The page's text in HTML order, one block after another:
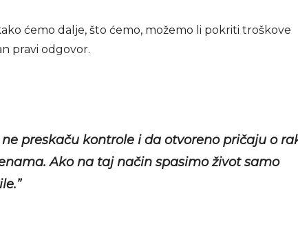
ćemo dalje, što ćemo, možemo li pokriti troškove
pravi odgovor.
preskaču kontrole i da otvoreno pričaju o
Ako na taj način spasimo život samo